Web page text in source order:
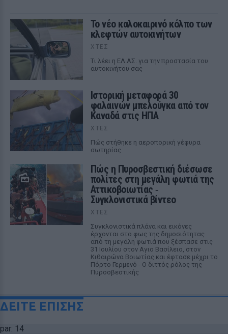
Το νέο καλοκαιρινό κόλπο των
κλεφτών αυτοκινήτων
ΧΤΕΣ
Tι λέει η ΕΛ.ΑΣ. για την προστασία του
αυτοκινήτου σας
Ιστορική μεταφορά 30
φαλαινών μπελούγκα από τον
Καναδά στις ΗΠΑ
ΧΤΕΣ
Πώς στήθηκε η αεροπορική γέφυρα
σωτηρίας
Πώς η Πυροσβεστική διέσωσε
πολίτες στη μεγάλη φωτιά της
Αττικοβοιωτίας ‑
Συγκλονιστικά βίντεο
ΧΤΕΣ
Συγκλονιστικά πλάνα και εικόνες
έρχονται στο φως της δημοσιότητας
από τη μεγάλη φωτιά που ξέσπασε στις
31 Ιουλίου στον Αγιο Βασίλειο, στον
Κιθαιρώνα Βοιωτίας και έφτασε μέχρι το
Πόρτο Γερμενό - Ο διττός ρόλος της
Πυροσβεστικής
ΔΕΙΤΕ ΕΠΙΣΗΣ
par: 14